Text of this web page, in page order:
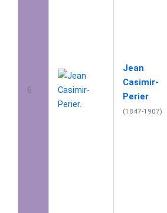
6
Jean
Casimir-
Perier
(1847-1907)